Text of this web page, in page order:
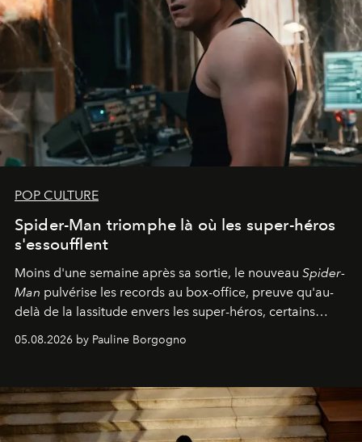
POP CULTURE
Spider-Man triomphe là où les super-héros
s'essoufflent
Moins d'une semaine après sa sortie, le nouveau Spider-
Man pulvérise les records au box-office, preuve qu'au-
delà de la lassitude envers les super-héros, certains
personnages continuent de susciter une ferveur intacte.
05.08.2026 by Pauline Borgogno